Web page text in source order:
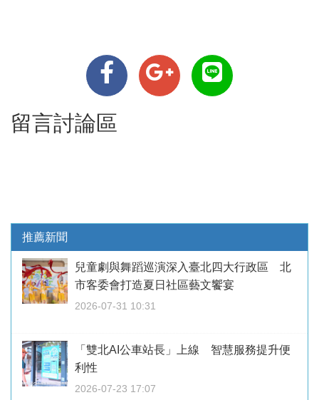
留言討論區
推薦新聞
兒童劇與舞蹈巡演深入臺北四大行政區 北
市客委會打造夏日社區藝文饗宴
2026-07-31 10:31
「雙北AI公車站長」上線 智慧服務提升便
利性
2026-07-23 17:07